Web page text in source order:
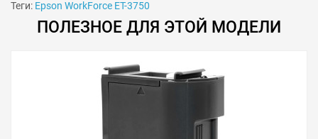
Теги: Epson WorkForce ET-3750
ПОЛЕЗНОЕ ДЛЯ ЭТОЙ МОДЕЛИ